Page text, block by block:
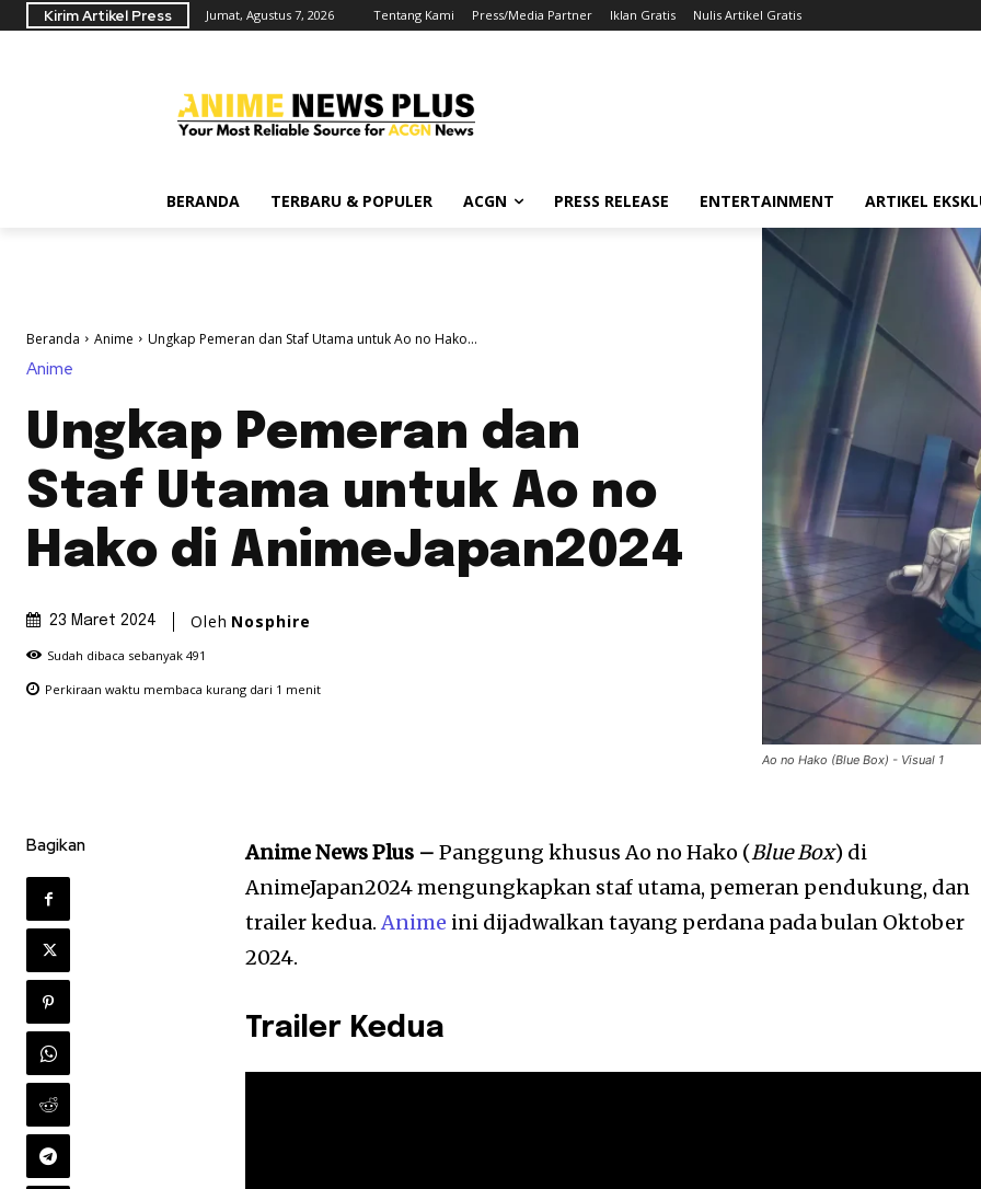
Kirim Artikel Press Jumat, Agustus 7, 2026 Tentang Kami Press/Media Partner Iklan Gratis Nulis Artikel Gratis
BERANDA TERBARU & POPULER ACGN PRESS RELEASE ENTERTAINMENT ARTIKEL
Beranda Anime Ungkap Pemeran dan Staf Utama untuk Ao no Hako...
Anime
Ungkap Pemeran dan
Staf Utama untuk Ao no
Hako di AnimeJapan2024
23 Maret 2024 Oleh Nosphire
Sudah dibaca sebanyak 491
Perkiraan waktu membaca kurang dari 1 menit
Ao no Hako (Blue Box) - Visual 1
Bagikan Anime News Plus –Panggung khusus Ao no Hako (Blue Box) di
AnimeJapan2024 mengungkapkan staf utama, pemeran pendukung, dan
trailer kedua.Anime ini dijadwalkan tayang perdana pada bulan Oktober
2024.
Trailer Kedua